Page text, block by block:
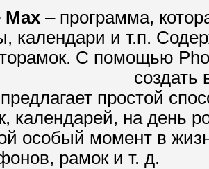
Max – программа,
календари и т.п.
С помощью
создать
простой
календарей, на день
особый момент в
рамок и т. д.